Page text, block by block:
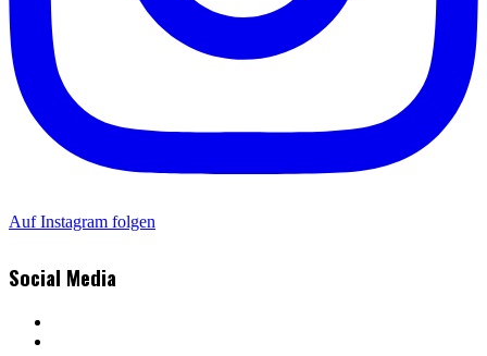
Auf Instagram folgen
Social Media